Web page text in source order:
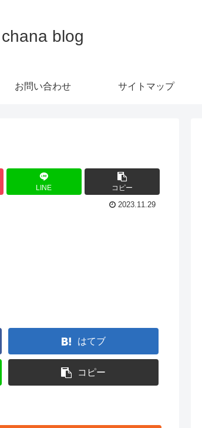
chana blog
お問い合わせ サイトマップ
LINE コピー
2023.11.29
はてブ
コピー